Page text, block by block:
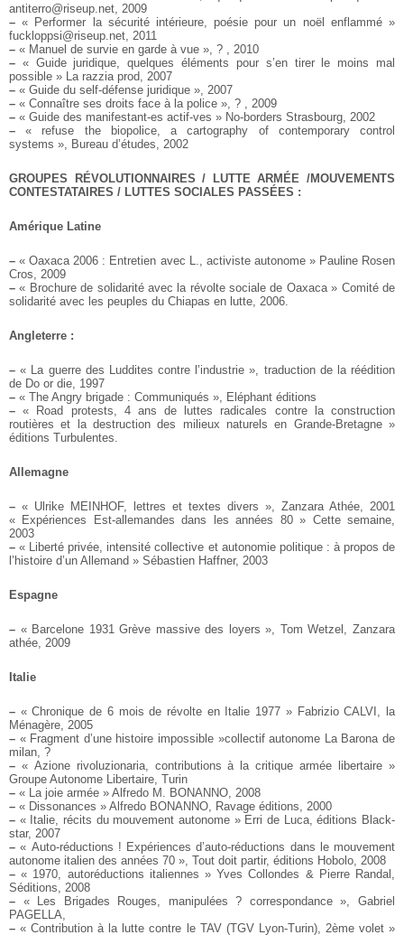
antiterro@riseup.net, 2009
– « Performer la sécurité intérieure, poésie pour un noël enflammé »
fuckloppsi@riseup.net, 2011
– « Manuel de survie en garde à vue », ? , 2010
– « Guide juridique, quelques éléments pour s’en tirer le moins mal
possible » La razzia prod, 2007
– « Guide du self-défense juridique », 2007
– « Connaître ses droits face à la police », ? , 2009
– « Guide des manifestant-es actif-ves » No-borders Strasbourg, 2002
– « refuse the biopolice, a cartography of contemporary control
systems », Bureau d’études, 2002
GROUPES RÉVOLUTIONNAIRES / LUTTE ARMÉE /MOUVEMENTS
CONTESTATAIRES / LUTTES SOCIALES PASSÉES :
Amérique Latine
– « Oaxaca 2006 : Entretien avec L., activiste autonome » Pauline Rosen
Cros, 2009
– « Brochure de solidarité avec la révolte sociale de Oaxaca » Comité de
solidarité avec les peuples du Chiapas en lutte, 2006.
Angleterre :
– « La guerre des Luddites contre l’industrie », traduction de la réédition
de Do or die, 1997
– « The Angry brigade : Communiqués », Eléphant éditions
– « Road protests, 4 ans de luttes radicales contre la construction
routières et la destruction des milieux naturels en Grande-Bretagne »
éditions Turbulentes.
Allemagne
– « Ulrike MEINHOF, lettres et textes divers », Zanzara Athée, 2001
« Expériences Est-allemandes dans les années 80 » Cette semaine,
2003
– « Liberté privée, intensité collective et autonomie politique : à propos de
l’histoire d’un Allemand » Sébastien Haffner, 2003
Espagne
– « Barcelone 1931 Grève massive des loyers », Tom Wetzel, Zanzara
athée, 2009
Italie
– « Chronique de 6 mois de révolte en Italie 1977 » Fabrizio CALVI, la
Ménagère, 2005
– « Fragment d’une histoire impossible »collectif autonome La Barona de
milan, ?
– « Azione rivoluzionaria, contributions à la critique armée libertaire »
Groupe Autonome Libertaire, Turin
– « La joie armée » Alfredo M. BONANNO, 2008
– « Dissonances » Alfredo BONANNO, Ravage éditions, 2000
– « Italie, récits du mouvement autonome » Erri de Luca, éditions Black-
star, 2007
– « Auto-réductions ! Expériences d’auto-réductions dans le mouvement
autonome italien des années 70 », Tout doit partir, éditions Hobolo, 2008
– « 1970, autoréductions italiennes » Yves Collondes & Pierre Randal,
Séditions, 2008
– « Les Brigades Rouges, manipulées ? correspondance », Gabriel
PAGELLA,
– « Contribution à la lutte contre le TAV (TGV Lyon-Turin), 2ème volet »